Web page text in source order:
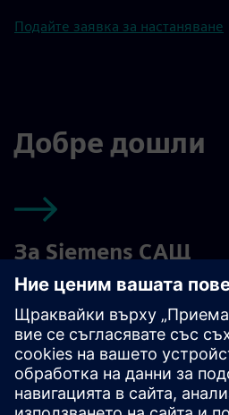
Подайте заявка за настаняване
Добре дошли
За Siemens САЩ
Разгледайте
Първи стъпки
Разгледайте